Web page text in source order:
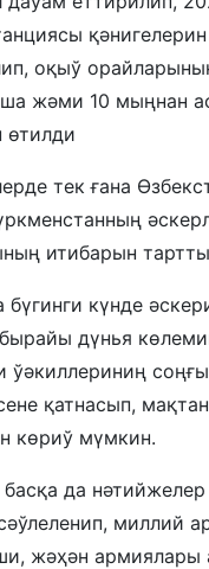
оқыў
жәми 10 мыңнан
өтилди
тек ғана
итибарын
бүгинги күнде
дүнья
ўәкиллериниң
қатнасып,
көриў мүмкин.
да
миллий
жәҳән армиялары